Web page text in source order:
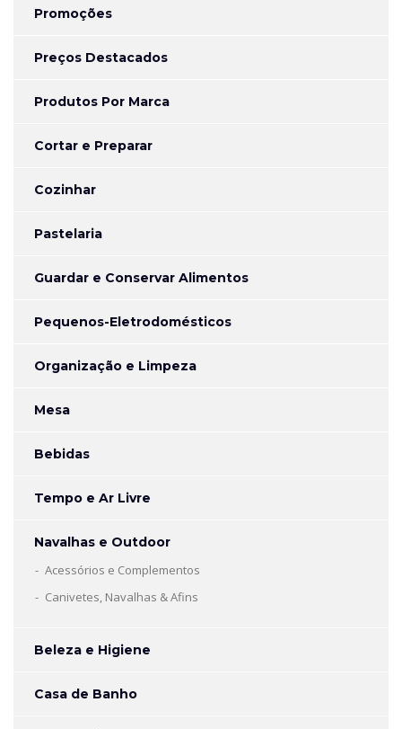
Promoções
Preços Destacados
Produtos Por Marca
Cortar e Preparar
Cozinhar
Pastelaria
Guardar e Conservar Alimentos
Pequenos-Eletrodomésticos
Organização e Limpeza
Mesa
Bebidas
Tempo e Ar Livre
Navalhas e Outdoor
Acessórios e Complementos
Canivetes, Navalhas & Afins
Beleza e Higiene
Casa de Banho